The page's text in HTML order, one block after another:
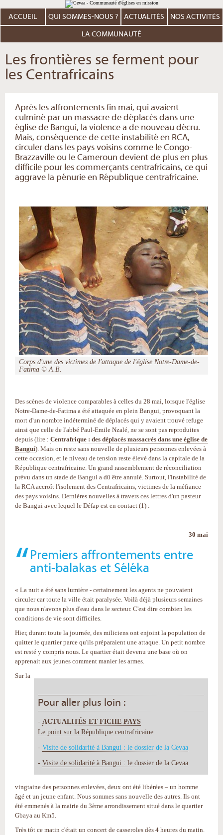
au
contenu.
Aller
personnels
ACCUEIL QUI SOMMES-NOUS ? ACTUALITÉS NOS ACTIVITÉS
LA COMMUNAUTÉ
Les frontières se ferment pour
les Centrafricains
Après les affrontements fin mai, qui avaient
culminé par un massacre de déplacés dans une
église de Bangui, la violence a de nouveau décru.
Mais, conséquence de cette instabilité en RCA,
circuler dans les pays voisins comme le Congo-
Brazzaville ou le Cameroun devient de plus en plus
difficile pour les commerçants centrafricains, ce qui
aggrave la pénurie en République centrafricaine.
Corps d'une des victimes de l'attaque de l'église Notre-Dame-de-
Fatima © A.B.
Des scènes de violence comparables à celles du 28 mai, lorsque l'église
Notre-Dame-de-Fatima a été attaquée en plein Bangui, provoquant la
mort d'un nombre indéterminé de déplacés qui y avaient trouvé refuge
ainsi que celle de l'abbé Paul-Emile Nzalé, ne se sont pas reproduites
depuis (lire : Centrafrique : des déplacés massacrés dans une église de
Bangui). Mais on reste sans nouvelle de plusieurs personnes enlevées à
cette occasion, et le niveau de tension reste élevé dans la capitale de la
République centrafricaine. Un grand rassemblement de réconciliation
prévu dans un stade de Bangui a dû être annulé. Surtout, l'instabilité de
la RCA accroît l'isolement des Centrafricains, victimes de la méfiance
des pays voisins. Dernières nouvelles à travers ces lettres d'un pasteur
de Bangui avec lequel le Défap est en contact (1) :
30 mai
Premiers affrontements entre
anti-balakas et Séléka
« La nuit a été sans lumière - certainement les agents ne pouvaient
circuler car toute la ville était paralysée. Voilà déjà plusieurs semaines
que nous n'avons plus d'eau dans le secteur. C'est dire combien les
conditions de vie sont difficiles.
Hier, durant toute la journée, des miliciens ont enjoint la population de
quitter le quartier parce qu'ils préparaient une attaque. Un petit nombre
est resté y compris nous. Le quartier était devenu une base où on
apprenait aux jeunes comment manier les armes.
Pour aller plus loin :
- ACTUALITÉS ET FICHE PAYS
Le point sur la République centrafricaine
- Visite de solidarité à Bangui : le dossier de la Cevaa
- Visite de solidarité à Bangui : le dossier de la Cevaa
Sur la
vingtaine des personnes enlevées, deux ont été libérées – un homme
âgé et un jeune enfant. Nous sommes sans nouvelle des autres. Ils ont
été emmenés à la mairie du 3ème arrondissement situé dans le quartier
Gbaya au Km5.
Très tôt ce matin c'était un concert de casseroles dès 4 heures du matin.